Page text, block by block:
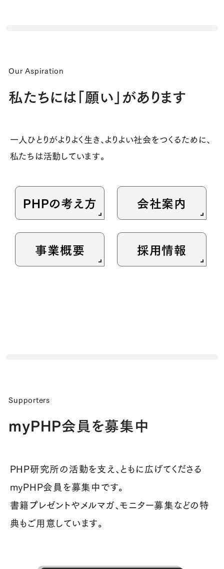
Our Aspiration
私たちには「願い」があります
一人ひとりがよりよく生き、よりよい社会をつくるために、
私たちは活動しています。
PHPの考え方 会社案内
事業概要 採用情報
Supporters
myPHP会員を募集中
PHP研究所の活動を支え、ともに広げてくださる
myPHP会員を募集中です。
書籍プレゼントやメルマガ、モニター募集などの特
典もご用意しています。